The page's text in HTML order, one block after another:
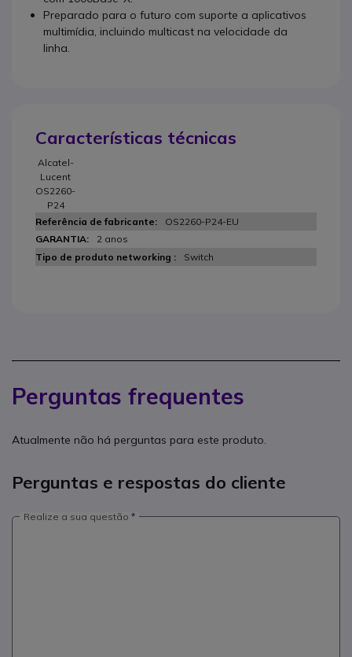
Preparado para o futuro com suporte a aplicativos
multimídia, incluindo multicast na velocidade da
linha.
Características técnicas
Alcatel-
Lucent
OS2260-
P24
OS2260-P24-EU
2 anos
Switch
Perguntas frequentes
Atualmente não há perguntas para este produto.
Perguntas e respostas do cliente
Realize a sua questão